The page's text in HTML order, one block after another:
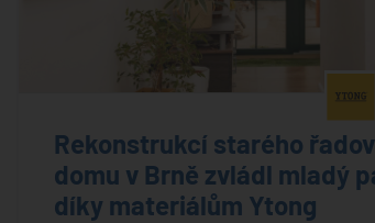
Rekonstrukcí starého
domu v Brně zvládl mladý
díky materiálům Ytong